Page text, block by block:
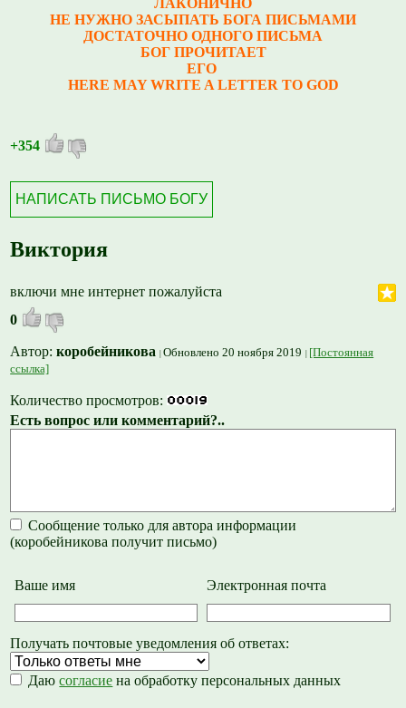
ЛАКОНИЧНО
НЕ НУЖНО ЗАСЫПАТЬ БОГА ПИСЬМАМИ
ДОСТАТОЧНО ОДНОГО ПИСЬМА
БОГ ПРОЧИТАЕТ
ЕГО
HERE MAY WRITE A LETTER TO GOD
+354
НАПИСАТЬ ПИСЬМО БОГУ
Виктория
включи мне интернет пожалуйста
0
Автор:коробейникова Обновлено 20 ноября 2019
[Постоянная
ссылка]
Количество просмотров:
Есть вопрос или комментарий?..
Сообщение только для автора информации
(коробейникова получит письмо)
Ваше имя Электронная почта
Получать почтовые уведомления об ответах:
Даюсогласие на обработку персональных данных